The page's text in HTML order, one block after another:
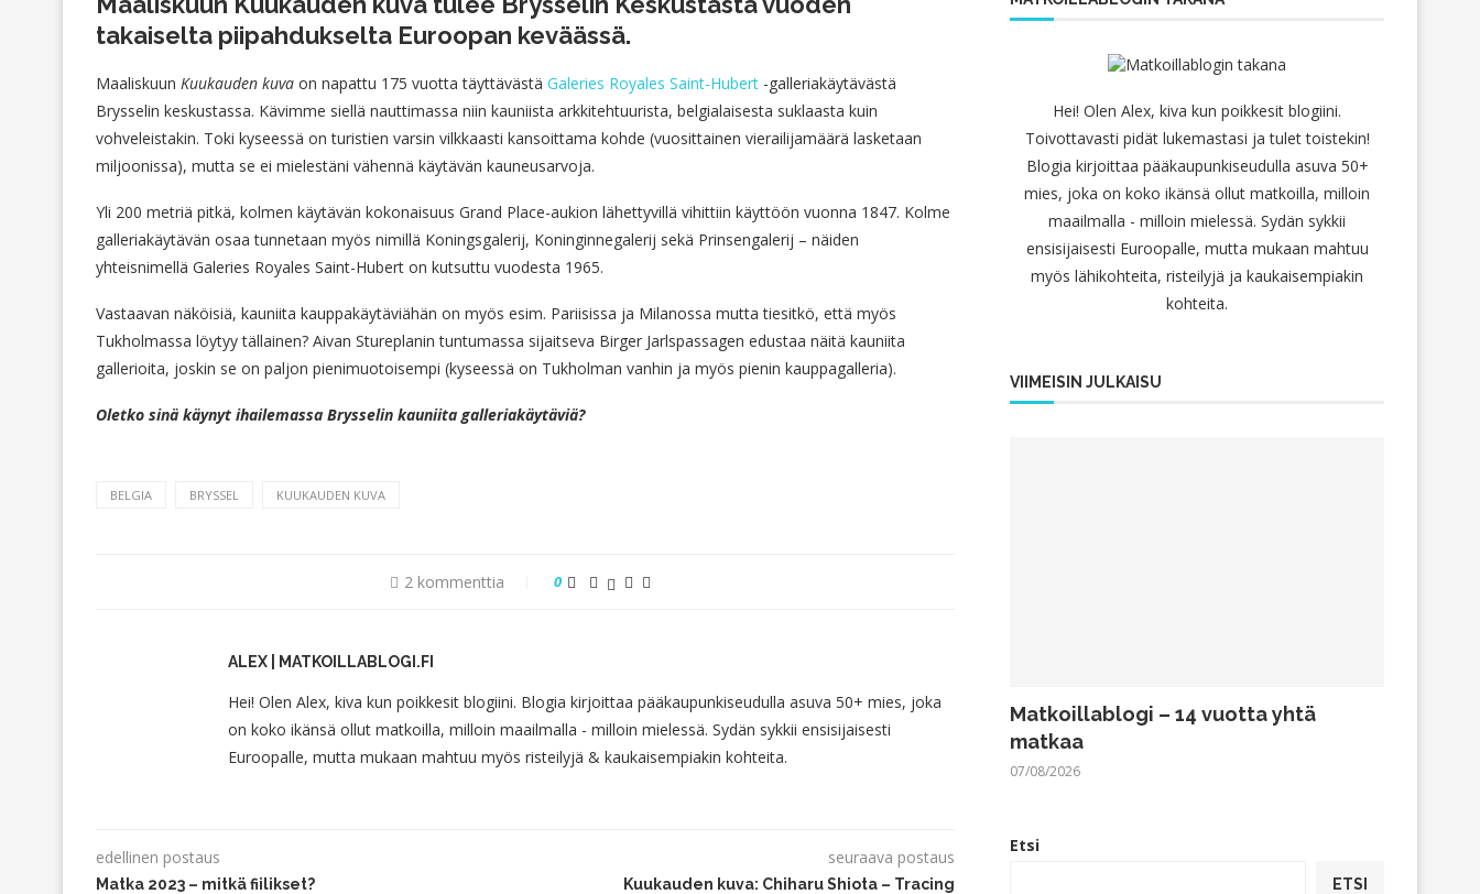
takaiselta piipahdukselta Euroopan keväässä.
Maaliskuun Kuukauden kuva on napattu 175 vuotta täyttävästä Galeries Royales Saint-Hubert -galleriakäytävästä
Brysselin keskustassa. Kävimme siellä nauttimassa niin kauniista arkkitehtuurista, belgialaisesta suklaasta kuin
vohveleistakin. Toki kyseessä on turistien varsin vilkkaasti kansoittama kohde (vuosittainen vierailijamäärä lasketaan
miljoonissa), mutta se ei mielestäni vähennä käytävän kauneusarvoja.
Yli 200 metriä pitkä, kolmen käytävän kokonaisuus Grand Place-aukion lähettyvillä vihittiin käyttöön vuonna 1847. Kolme
galleriakäytävän osaa tunnetaan myös nimillä Koningsgalerij, Koninginnegalerij sekä Prinsengalerij – näiden
yhteisnimellä Galeries Royales Saint-Hubert on kutsuttu vuodesta 1965.
Vastaavan näköisiä, kauniita kauppakäytäviähän on myös esim. Pariisissa ja Milanossa mutta tiesitkö, että myös
Tukholmassa löytyy tällainen? Aivan Stureplanin tuntumassa sijaitseva Birger Jarlspassagen edustaa näitä kauniita
gallerioita, joskin se on paljon pienimuotoisempi (kyseessä on Tukholman vanhin ja myös pienin kauppagalleria).
Oletko sinä käynyt ihailemassa Brysselin kauniita galleriakäytäviä?
BELGIA BRYSSEL KUUKAUDEN KUVA
2 kommenttia 0
ALEX | MATKOILLABLOGI.FI
Hei! Olen Alex, kiva kun poikkesit blogiini. Blogia kirjoittaa pääkaupunkiseudulla asuva 50+ mies, joka
on koko ikänsä ollut matkoilla, milloin maailmalla - milloin mielessä. Sydän sykkii ensisijaisesti
Euroopalle, mutta mukaan mahtuu myös risteilyjä & kaukaisempiakin kohteita.
edellinen postaus
Matka 2023 – mitkä fiilikset?
seuraava postaus
Kuukauden kuva: Chiharu Shiota – Tracing
Hei! Olen Alex, kiva kun poikkesit blogiini.
Toivottavasti pidät lukemastasi ja tulet toistekin!
Blogia kirjoittaa pääkaupunkiseudulla asuva 50+
mies, joka on koko ikänsä ollut matkoilla, milloin
maailmalla - milloin mielessä. Sydän sykkii
ensisijaisesti Euroopalle, mutta mukaan mahtuu
myös lähikohteita, risteilyjä ja kaukaisempiakin
kohteita.
VIIMEISIN JULKAISU
Matkoillablogi – 14 vuotta yhtä
matkaa
07/08/2026
Etsi
ETSI